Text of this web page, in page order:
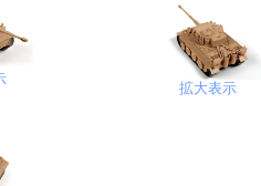
拡大表示